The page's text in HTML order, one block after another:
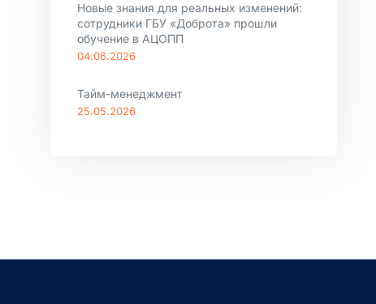
Новые знания для реальных изменений:
сотрудники ГБУ «Доброта» прошли
обучение в АЦОПП
04.06.2026
Тайм-менеджмент
25.05.2026